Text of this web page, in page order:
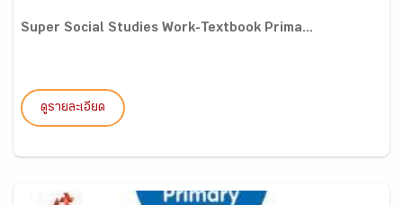
Super Social Studies Work-Textbook Prima...
ดูรายละเอียด